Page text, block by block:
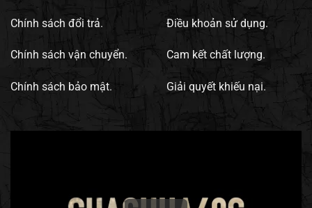
Chính sách đổi trả.
Chính sách vận chuyển.
Chính sách bảo mật.
Điều khoản sử dụng.
Cam kết chất lượng.
Giải quyết khiếu nại.